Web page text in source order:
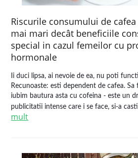
Riscurile consumului de
mai mari decât beneficiile
special in cazul femeilor cu
hormonale
Ii duci lipsa, ai nevoie de ea, nu poti
Recunoaste: esti dependent de cafea.
iubim bautura asta cu cofeina - este un
publicitatii intense care i se face, si-a
mult